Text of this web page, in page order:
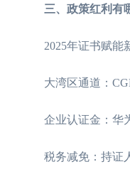
三、政策红利有
2025年证书赋能
大湾区通道：
企业认证金：华为
税务减免：持证人